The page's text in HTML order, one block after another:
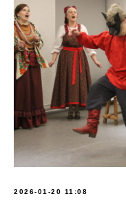
2026-01-20 11:08